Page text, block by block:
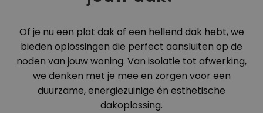
Of je nu een plat dak of een hellend dak hebt, we
bieden oplossingen die perfect aansluiten op de
noden van jouw woning. Van isolatie tot afwerking,
we denken met je mee en zorgen voor een
duurzame, energiezuinige én esthetische
dakoplossing.